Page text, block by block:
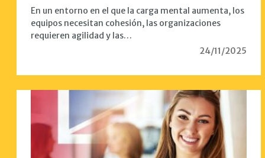
24/11/2025
En un entorno en el que la carga mental aumenta, los
equipos necesitan cohesión, las organizaciones
requieren agilidad y las…